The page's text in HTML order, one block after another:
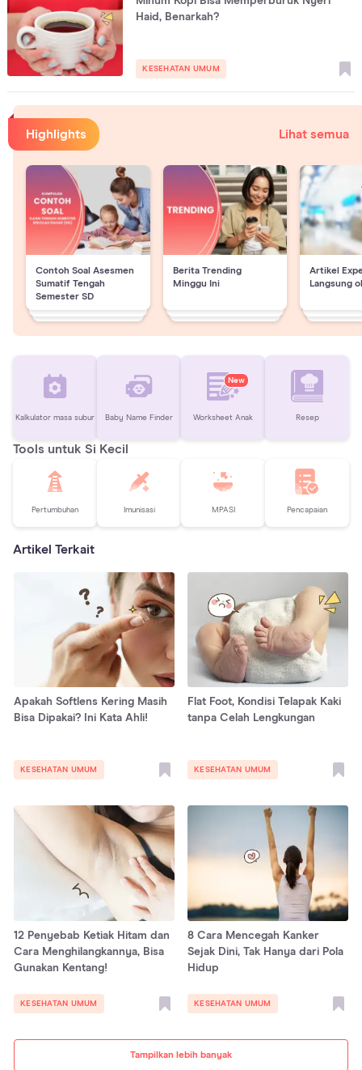
Haid, Benarkah?
KESEHATAN UMUM
Highlights Lihat semua
Contoh Soal Asesmen
Sumatif Tengah
Semester SD
Berita Trending
Minggu Ini
Artikel
Langsung
Kalkulator masa subur Baby Name Finder
New
Worksheet Anak Resep
Tools untuk Si Kecil
Pertumbuhan Imunisasi MPASI Pencapaian
Artikel Terkait
Tampilkan lebih banyak
Apakah Softlens Kering Masih
Bisa Dipakai? Ini Kata Ahli!
KESEHATAN UMUM
Flat Foot, Kondisi Telapak Kaki
tanpa Celah Lengkungan
KESEHATAN UMUM
12 Penyebab Ketiak Hitam dan
Cara Menghilangkannya, Bisa
Gunakan Kentang!
KESEHATAN UMUM
8 Cara Mencegah Kanker
Sejak Dini, Tak Hanya dari Pola
Hidup
KESEHATAN UMUM